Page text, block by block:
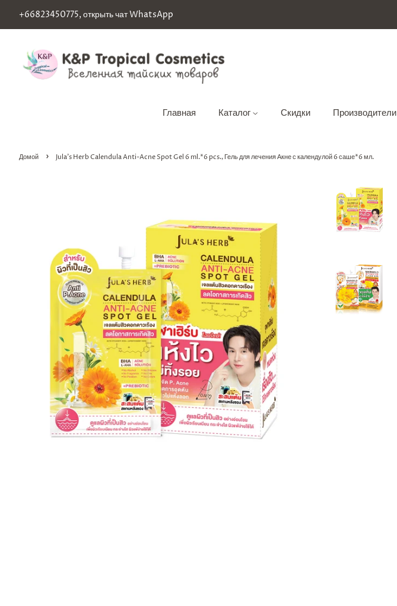
+66823450775, открыть чат WhatsApp
Главная Каталог Скидки Производители
Домой › Jula's Herb Calendula Anti-Acne Spot Gel 6 ml.*6 pcs., Гель для лечения Акне с календулой 6 саше*6 мл.